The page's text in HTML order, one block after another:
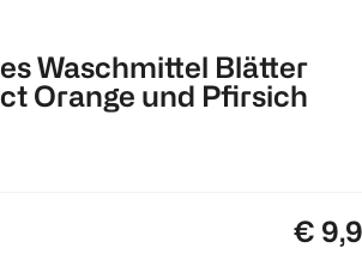
Waschmittel Blätter
Orange und Pfirsich
€